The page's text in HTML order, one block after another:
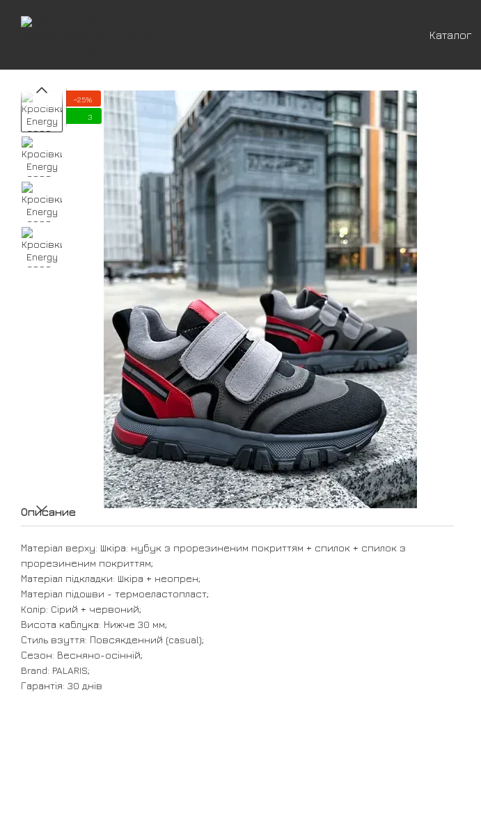
Каталог
−25%
3
Описание
Матеріал верху: Шкіра: нубук з прорезиненим покриттям + спилок + спилок з
прорезиненим покриттям;
Матеріал підкладки: Шкіра + неопрен;
Матеріал підошви - термоеластопласт;
Колір: Cірий + червоний;
Висота каблука: Нижче 30 мм;
Стиль взуття: Повсякденний (casual);
Сезон: Весняно-осінній;
Brand: PALARIS;
Гарантія: 30 днів